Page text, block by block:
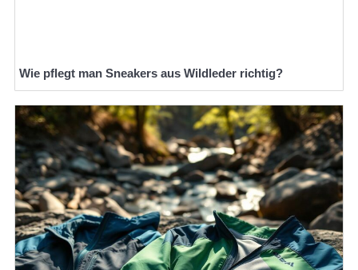
Wie pflegt man Sneakers aus Wildleder richtig?